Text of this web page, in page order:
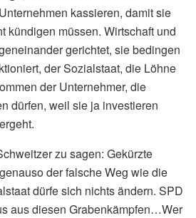
kassieren, damit sie
kündigen müssen. Wirtschaft und
gerichtet, sie bedingen
der Sozialstaat, die Löhne
der Unternehmer, die
dürfen, weil sie ja investieren
zu sagen: Gekürzte
der falsche Weg wie die
dürfe sich nichts ändern. SPD
aus diesen Grabenkämpfen…Wer